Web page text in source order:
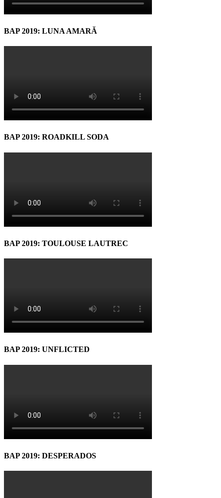
BAP 2019: LUNA AMARĂ
BAP 2019: ROADKILL SODA
BAP 2019: TOULOUSE LAUTREC
BAP 2019: UNFLICTED
BAP 2019: DESPERADOS